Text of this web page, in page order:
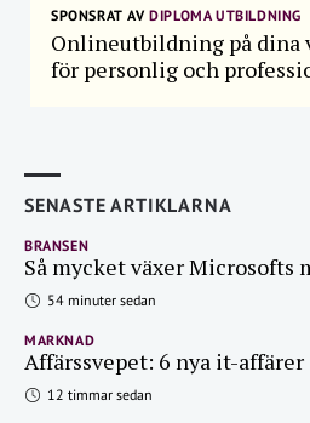
SPONSRAT AVDIPLOMA UTBILDNING
Onlineutbildning på
för personlig och
SENASTE ARTIKLARNA
BRANSEN
Så mycket växer Microsofts
54 minuter sedan
MARKNAD
Affärssvepet: 6 nya it-affärer
12 timmar sedan